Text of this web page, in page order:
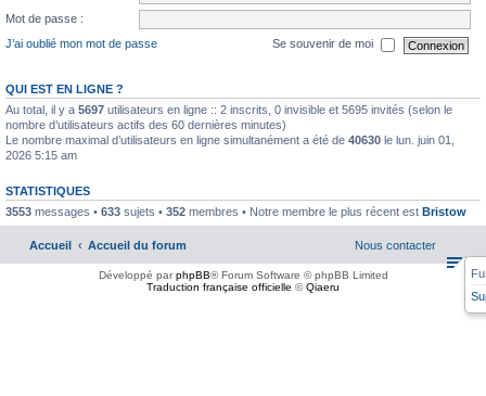
Mot de passe :
J’ai oublié mon mot de passe
Se souvenir de moi
QUI EST EN LIGNE ?
Au total, il y a 5697 utilisateurs en ligne :: 2 inscrits, 0 invisible et 5695 invités (selon le
nombre d’utilisateurs actifs des 60 dernières minutes)
Le nombre maximal d’utilisateurs en ligne simultanément a été de 40630 le lun. juin 01,
2026 5:15 am
STATISTIQUES
3553 messages • 633 sujets • 352 membres • Notre membre le plus récent est Bristow
Accueil Accueil du forum Nous contacter
Développé parphpBB® Forum Software © phpBB Limited
Traduction française officielle ©Qiaeru